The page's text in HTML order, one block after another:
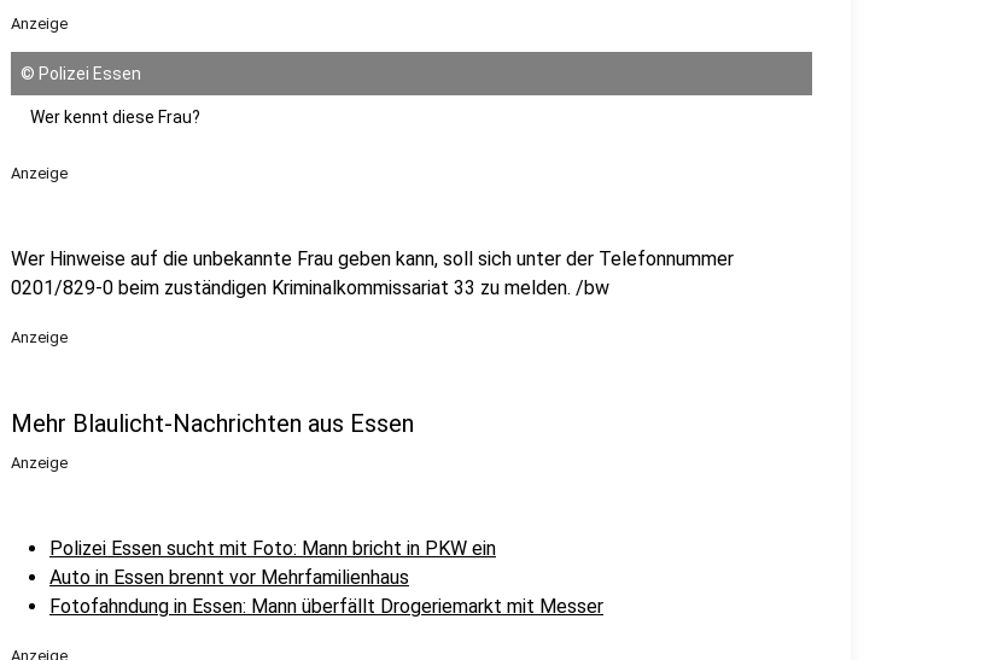
Anzeige
© Polizei Essen
Wer kennt diese Frau?
Anzeige
Wer Hinweise auf die unbekannte Frau geben kann, soll sich unter der Telefonnummer
0201/829-0 beim zuständigen Kriminalkommissariat 33 zu melden. /bw
Anzeige
Mehr Blaulicht-Nachrichten aus Essen
Anzeige
Polizei Essen sucht mit Foto: Mann bricht in PKW ein
Auto in Essen brennt vor Mehrfamilienhaus
Fotofahndung in Essen: Mann überfällt Drogeriemarkt mit Messer
Anzeige